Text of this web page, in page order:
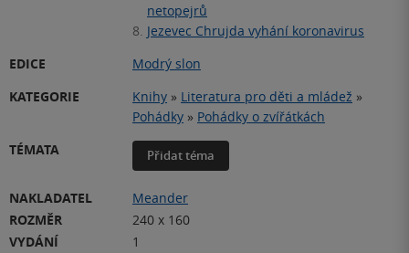
netopejrů
8. Jezevec Chrujda vyhání koronavirus
EDICE
Modrý slon
KATEGORIE
Knihy » Literatura pro děti a mládež »
Pohádky » Pohádky o zvířátkách
TÉMATA
Přidat téma
NAKLADATEL
Meander
ROZMĚR
240 x 160
VYDÁNÍ
1